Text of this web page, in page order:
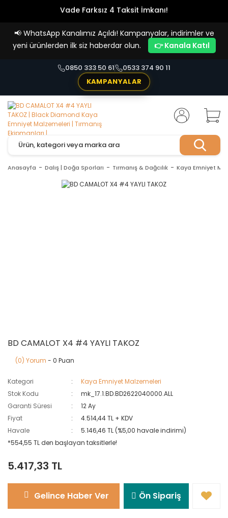
Vade Farksız 4 Taksit İmkanı!
📢 WhatsApp Kanalımız Açıldı! Kampanyalar, indirimler ve
yeni ürünlerden ilk siz haberdar olun.
👉 Kanala Katıl
0850 333 50 61
0533 374 90 11
KAMPANYALAR
Anasayfa Dalış | Doğa Sporları Tırmanış & Dağcılık Kaya Emniyet
BD CAMALOT X4 #4 YAYLI TAKOZ
(0) Yorum - 0 Puan
Kategori
Kaya Emniyet Malzemeleri
Stok Kodu
mk_17.1.BD.BD2622040000.ALL
Garanti Süresi
12 Ay
Fiyat
4.514,44 TL + KDV
Havale
5.146,46 TL (%5,00 havale indirimi)
*554,55 TL den başlayan taksitlerle!
5.417,33 TL
Gelince Haber Ver Ön Sipariş